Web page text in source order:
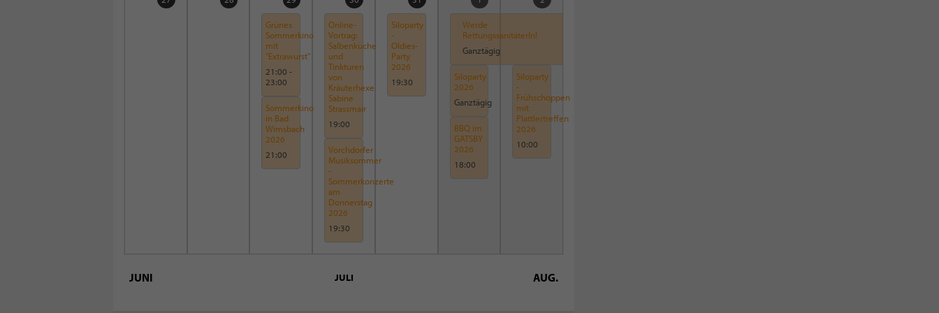
Grünes
Sommerkino
mit
"Extrawurst"
21:00 -
23:00
Sommerkino
in Bad
Wimsbach
2026
21:00
Online-
Vortrag:
Salbenküche
und
Tinkturen
von
Kräuterhexe
Sabine
Strassmair
19:00
Vorchdorfer
Musiksommer
-
Sommerkonzerte
am
Donnerstag
2026
19:30
Siloparty
-
Oldies-
Party
2026
19:30
Werde
RettungssanitäterIn!
Ganztägig
Siloparty
2026
Ganztägig
BBQ im
GATSBY
2026
18:00
Siloparty
-
Frühschoppen
mit
Plattlertreffen
2026
10:00
JUNI JULI AUG.